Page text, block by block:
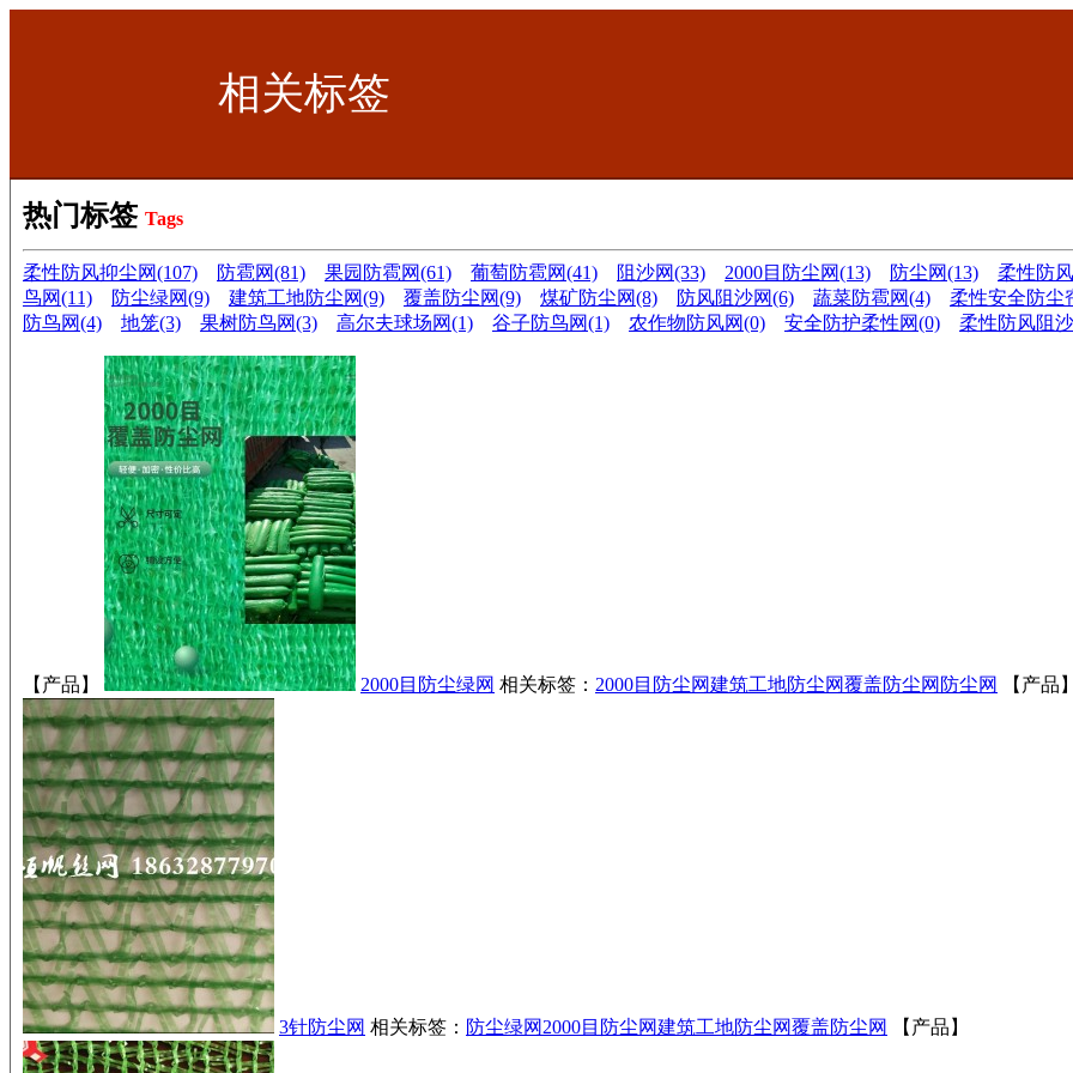
相关标签
热门标签 Tags
柔性防风抑尘网(107) 防雹网(81) 果园防雹网(61) 葡萄防雹网(41) 阻沙网(33) 2000目防尘网(13) 防尘网(13)
柔性防
鸟网(11)
防尘绿网(9) 建筑工地防尘网(9) 覆盖防尘网(9) 煤矿防尘网(8) 防风阻沙网(6) 蔬菜防雹网(4)
柔性安全防尘
防鸟网(4)
地笼(3) 果树防鸟网(3) 高尔夫球场网(1) 谷子防鸟网(1) 农作物防风网(0) 安全防护柔性网(0) 柔性防风阻
【产品】 2000目防尘绿网 相关标签： 2000目防尘网建筑工地防尘网覆盖防尘网 防尘网 【产品
3针防尘网 相关标签： 防尘绿网 2000目防尘网建筑工地防尘网覆盖防尘网 【产品】